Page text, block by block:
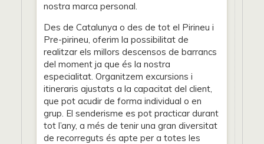
nostra marca personal.
Des de Catalunya o des de tot el Pirineu i
Pre-pirineu, oferim la possibilitat de
realitzar els millors descensos de barrancs
del moment ja que és la nostra
especialitat. Organitzem excursions i
itineraris ajustats a la capacitat del client,
que pot acudir de forma individual o en
grup. El senderisme es pot practicar durant
tot l’any, a més de tenir una gran diversitat
de recorreguts és apte per a totes les